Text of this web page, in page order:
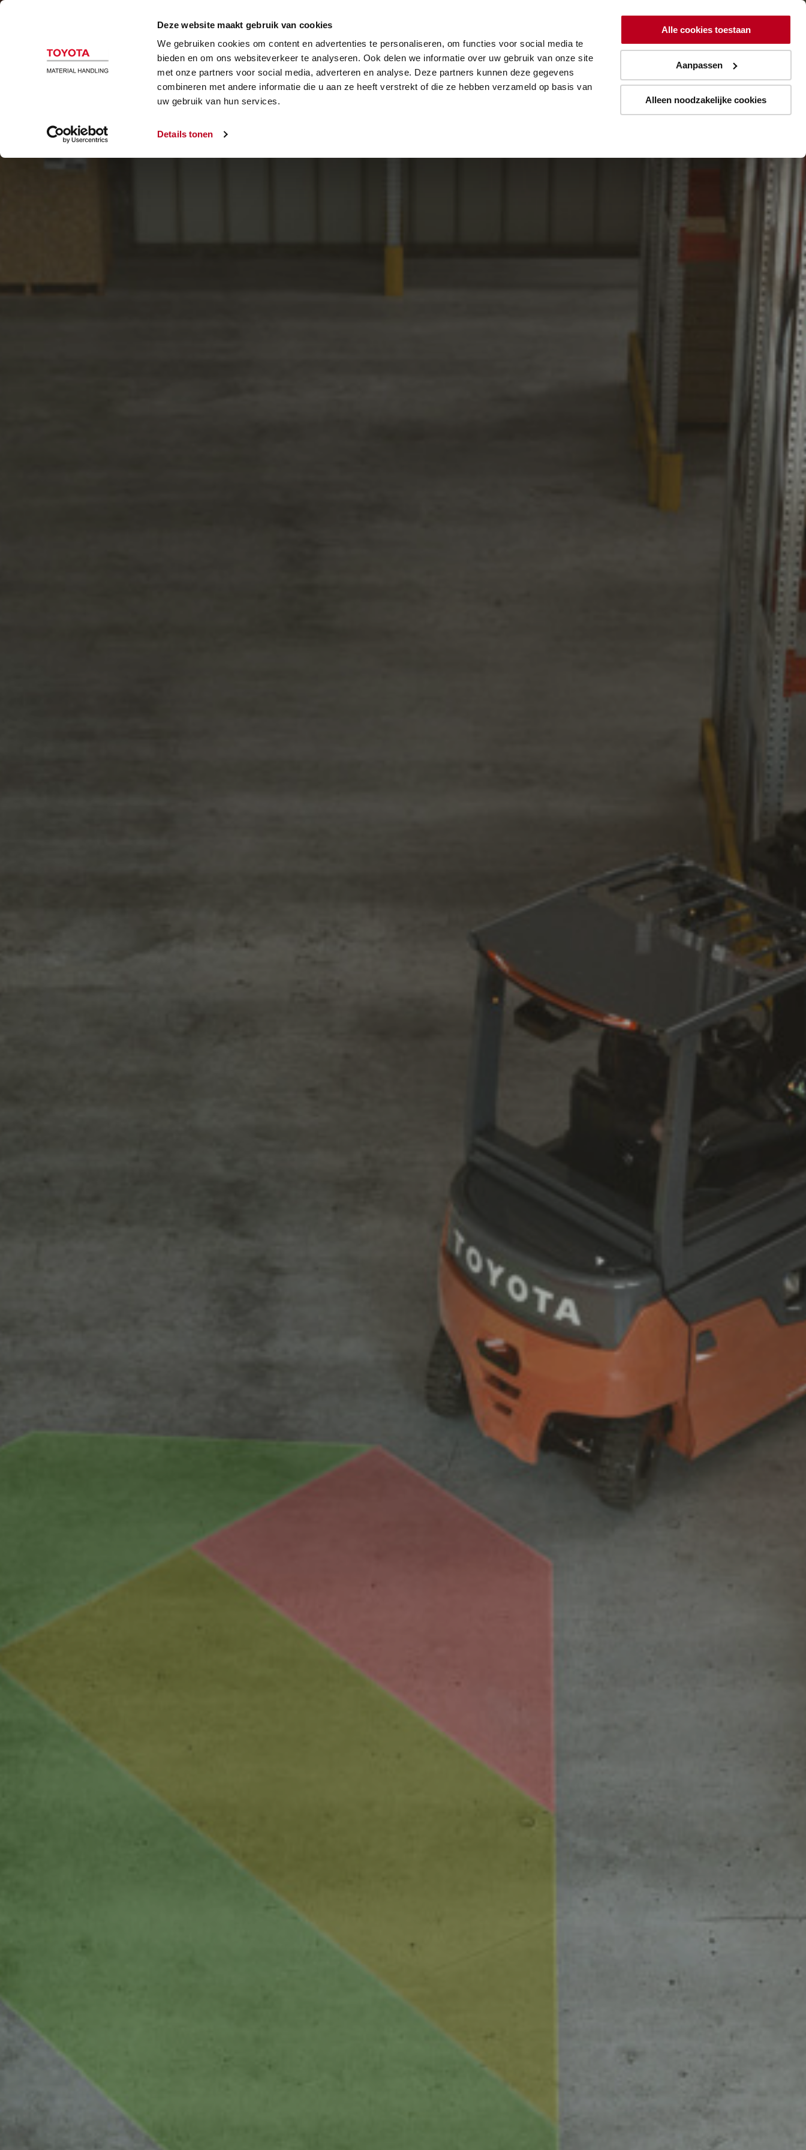
Deze website maakt gebruik van cookies
We gebruiken cookies om content en advertenties te personaliseren, om functies voor social media te
bieden en om ons websiteverkeer te analyseren. Ook delen we informatie over uw gebruik van onze site
met onze partners voor social media, adverteren en analyse. Deze partners kunnen deze gegevens
combineren met andere informatie die u aan ze heeft verstrekt of die ze hebben verzameld op basis van
uw gebruik van hun services.
Details tonen
Alle cookies toestaan
Aanpassen
Alleen noodzakelijke cookies
Blog Veiligheid Over
Aanmelden blogupdates